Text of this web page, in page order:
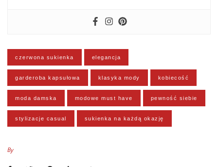
czerwona sukienka elegancja
garderoba kapsułowa klasyka mody kobiecość
moda damska modowe must have pewność siebie
stylizacje casual sukienka na każdą okazję
By